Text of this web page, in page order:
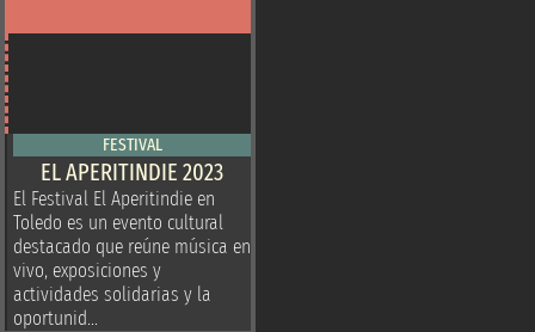
FESTIVAL
EL APERITINDIE 2023
El Festival El Aperitindie en
Toledo es un evento cultural
destacado que reúne música en
vivo, exposiciones y
actividades solidarias y la
oportunid...